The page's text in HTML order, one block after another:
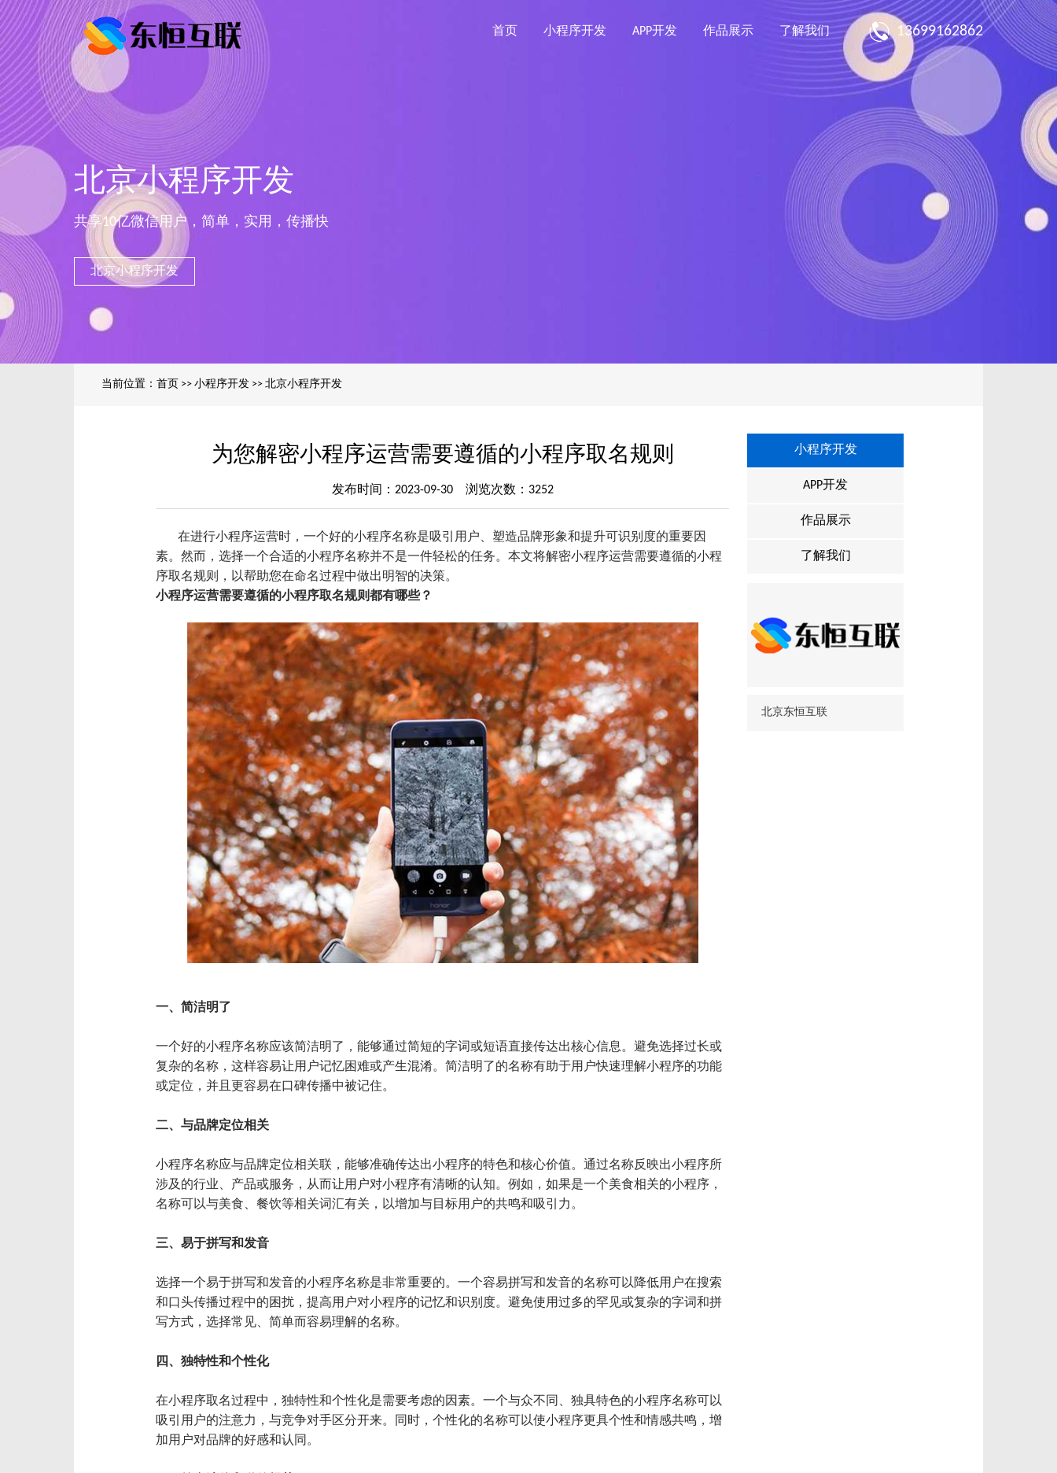
13699162862
首页 小程序开发 APP开发 作品展示 了解我们
北京小程序开发
共享10亿微信用户，简单，实用，传播快
北京小程序开发
当前位置： 首页 >> 小程序开发>> 北京小程序开发
为您解密小程序运营需要遵循的小程序取名规则
发布时间：2023-09-30 浏览次数：3252
在进行小程序运营时，一个好的小程序名称是吸引用户、塑造品牌形象和提升可识别度的重要因
素。然而，选择一个合适的小程序名称并不是一件轻松的任务。本文将解密小程序运营需要遵循的小程
序取名规则，以帮助您在命名过程中做出明智的决策。
小程序运营需要遵循的小程序取名规则都有哪些？
一、简洁明了
一个好的小程序名称应该简洁明了，能够通过简短的字词或短语直接传达出核心信息。避免选择过长或
复杂的名称，这样容易让用户记忆困难或产生混淆。简洁明了的名称有助于用户快速理解小程序的功能
或定位，并且更容易在口碑传播中被记住。
二、与品牌定位相关
小程序名称应与品牌定位相关联，能够准确传达出小程序的特色和核心价值。通过名称反映出小程序所
涉及的行业、产品或服务，从而让用户对小程序有清晰的认知。例如，如果是一个美食相关的小程序，
名称可以与美食、餐饮等相关词汇有关，以增加与目标用户的共鸣和吸引力。
三、易于拼写和发音
选择一个易于拼写和发音的小程序名称是非常重要的。一个容易拼写和发音的名称可以降低用户在搜索
和口头传播过程中的困扰，提高用户对小程序的记忆和识别度。避免使用过多的罕见或复杂的字词和拼
写方式，选择常见、简单而容易理解的名称。
四、独特性和个性化
在小程序取名过程中，独特性和个性化是需要考虑的因素。一个与众不同、独具特色的小程序名称可以
吸引用户的注意力，与竞争对手区分开来。同时，个性化的名称可以使小程序更具个性和情感共鸣，增
加用户对品牌的好感和认同。
小程序开发
APP开发
作品展示
了解我们
北京东恒互联